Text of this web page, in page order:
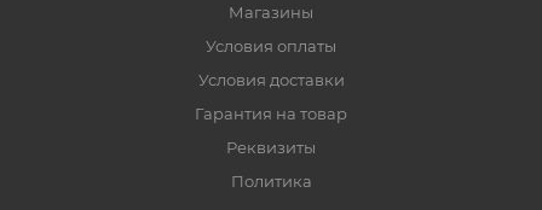
Магазины
Условия оплаты
Условия доставки
Гарантия на товар
Реквизиты
Политика